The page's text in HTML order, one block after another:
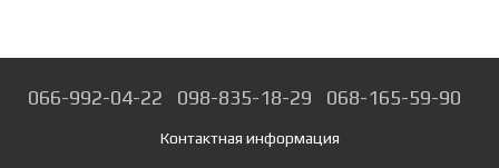
066-992-04-22 098-835-18-29 068-165-59-90
Контактная информация